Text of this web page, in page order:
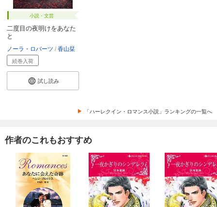
小説・文芸
二度目の夜明けをあなた
と
ノーラ・ロバーツ 香山栞
続巻入荷
試し読み
「ハーレクイン・ロマンス小説」ランキングの一覧へ
作者のこれもおすすめ